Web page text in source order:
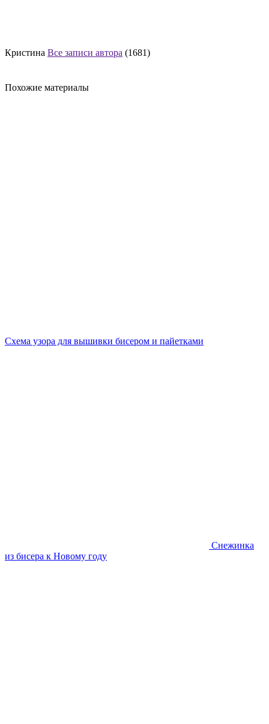
Кристина Все записи автора (1681)
Похожие материалы
Схема узора для вышивки бисером и пайетками
Снежинка
из бисера к Новому году